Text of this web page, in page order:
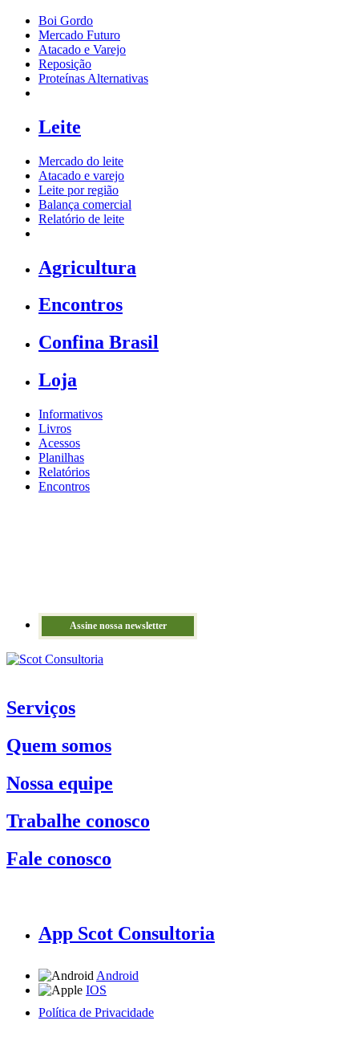
Boi Gordo
Mercado Futuro
Atacado e Varejo
Reposição
Proteínas Alternativas
Leite
Mercado do leite
Atacado e varejo
Leite por região
Balança comercial
Relatório de leite
Agricultura
Encontros
Confina Brasil
Loja
Informativos
Livros
Acessos
Planilhas
Relatórios
Encontros
Assine nossa newsletter
Serviços
Quem somos
Nossa equipe
Trabalhe conosco
Fale conosco
App Scot Consultoria
Android
IOS
Política de Privacidade